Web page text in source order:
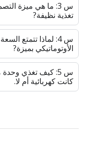
س 3: ما هي ميزة
تغذية نظيفة?
س 4: لماذا تتمتع
الأوتوماتيكي بميزة?
س 5: كيف تغذي
كانت كهربائية أم لا.